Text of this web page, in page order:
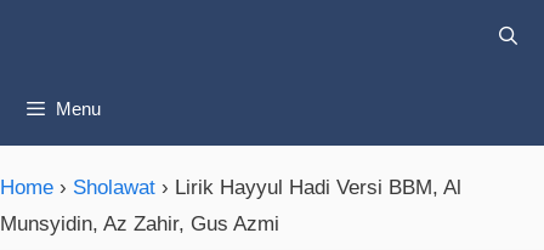
Menu
Home › Sholawat › Lirik Hayyul Hadi Versi BBM, Al
Munsyidin, Az Zahir, Gus Azmi